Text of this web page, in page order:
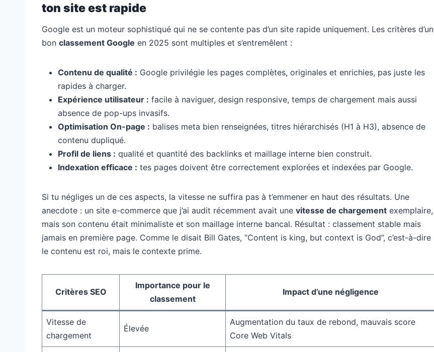
ton site est rapide
Google est un moteur sophistiqué qui ne se contente pas d’un site rapide uniquement. Les critères d’un
bon classement Google en 2025 sont multiples et s’entremêlent :
Contenu de qualité : Google privilégie les pages complètes, originales et enrichies, pas juste les
rapides à charger.
Expérience utilisateur : facile à naviguer, design responsive, temps de chargement mais aussi
absence de pop-ups invasifs.
Optimisation On-page : balises meta bien renseignées, titres hiérarchisés (H1 à H3), absence de
contenu dupliqué.
Profil de liens : qualité et quantité des backlinks et maillage interne bien construit.
Indexation efficace : tes pages doivent être correctement explorées et indexées par Google.
Si tu négliges un de ces aspects, la vitesse ne suffira pas à t’emmener en haut des résultats. Une
anecdote : un site e-commerce que j’ai audit récemment avait une vitesse de chargement exemplaire,
mais son contenu était minimaliste et son maillage interne bancal. Résultat : classement stable mais
jamais en première page. Comme le disait Bill Gates, “Content is king, but context is God”, c’est-à-dire
le contenu est roi, mais le contexte prime.
Critères SEO
Importance pour le
classement
Impact d’une négligence
Vitesse de
chargement
Élevée
Augmentation du taux de rebond, mauvais score
Core Web Vitals